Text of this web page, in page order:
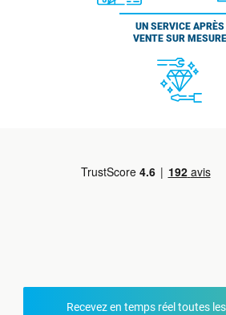
UN SERVICE APRÈS
VENTE SUR MESURE
Recevez en temps réel toutes